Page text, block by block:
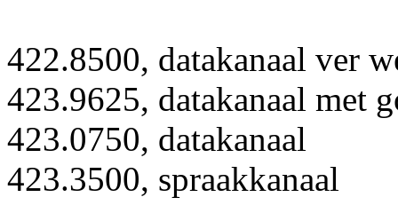
422.8500, datakanaal ver
423.9625, datakanaal met
423.0750, datakanaal
423.3500, spraakkanaal